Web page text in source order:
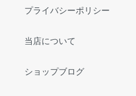
プライバシーポリシー
当店について
ショップブログ